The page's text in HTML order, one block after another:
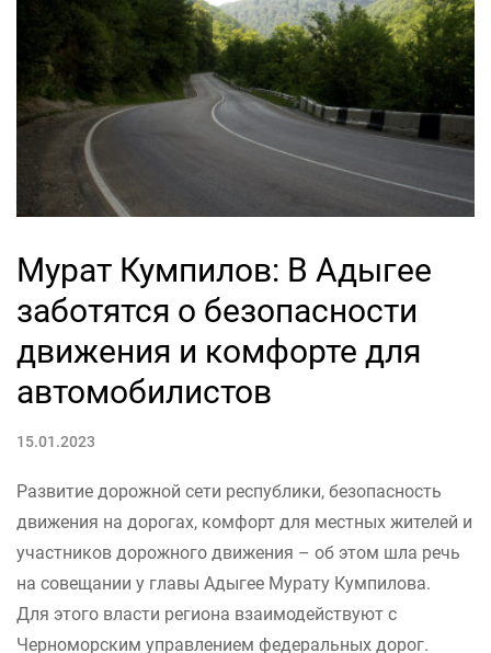
Мурат Кумпилов: В Адыгее
заботятся о безопасности
движения и комфорте для
автомобилистов
15.01.2023
Развитие дорожной сети республики, безопасность
движения на дорогах, комфорт для местных жителей и
участников дорожного движения – об этом шла речь
на совещании у главы Адыгее Мурату Кумпилова.
Для этого власти региона взаимодействуют с
Черноморским управлением федеральных дорог.